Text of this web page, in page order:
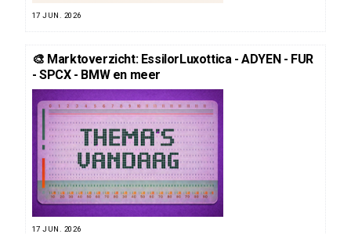
17 JUN. 2026
🎨 Marktoverzicht: EssilorLuxottica - ADYEN - FUR
- SPCX - BMW en meer
17 JUN. 2026